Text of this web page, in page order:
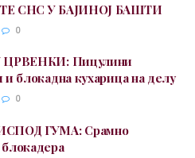
СНС У БАЈИНОЈ БАШТИ
0
Пицулини
блокадна кухарица на делу
0
ГУМА: Срамно